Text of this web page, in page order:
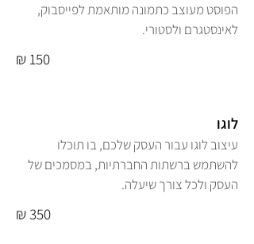
הפוסט מעוצב כתמונה מותאמת לפייסבוק,
לאינסטגרם ולסטורי.
150 ₪
לוגו
עיצוב לוגו עבור העסק שלכם, בו תוכלו
להשתמש ברשתות החברתיות, במסמכים של
העסק ולכל צורך שיעלה.
350 ₪